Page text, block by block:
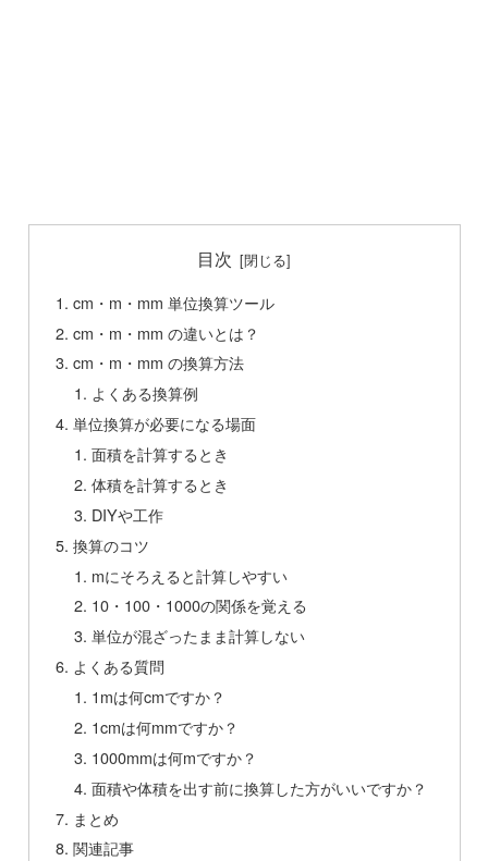
目次
cm・m・mm 単位換算ツール
cm・m・mm の違いとは？
cm・m・mm の換算方法
よくある換算例
単位換算が必要になる場面
面積を計算するとき
体積を計算するとき
DIYや工作
換算のコツ
mにそろえると計算しやすい
10・100・1000の関係を覚える
単位が混ざったまま計算しない
よくある質問
1mは何cmですか？
1cmは何mmですか？
1000mmは何mですか？
面積や体積を出す前に換算した方がいいですか？
まとめ
関連記事